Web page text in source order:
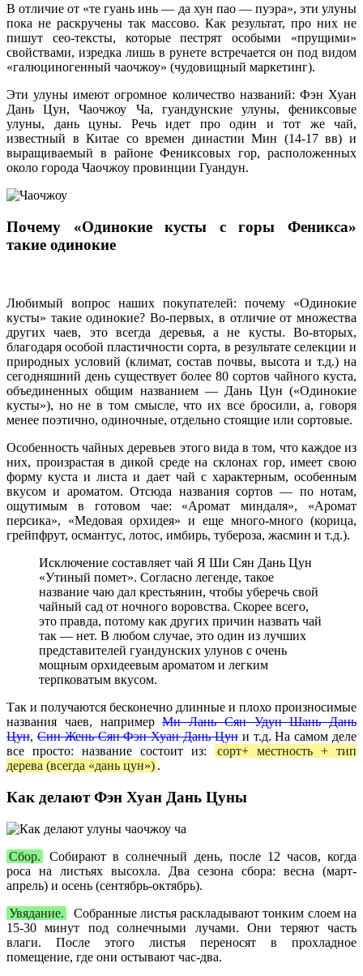
В отличие от «те гуань инь — да хун пао — пуэра», эти улуны
пока не раскручены так массово. Как результат, про них не
пишут сео-тексты, которые пестрят особыми «прущими»
свойствами, изредка лишь в рунете встречается он под видом
«галюциногенный чаочжоу» (чудовищный маркетинг).
Эти улуны имеют огромное количество названий: Фэн Хуан
Дань Цун, Чаочжоу Ча, гуандунские улуны, фениксовые
улуны, дань цуны. Речь идет про один и тот же чай,
известный в Китае со времен династии Мин (14-17 вв) и
выращиваемый в районе Фениксовых гор, расположенных
около города Чаочжоу провинции Гуандун.
Почему «Одинокие кусты с горы Феникса»
такие одинокие
Любимый вопрос наших покупателей: почему «Одинокие
кусты» такие одинокие? Во-первых, в отличие от множества
других чаев, это всегда деревья, а не кусты. Во-вторых,
благодаря особой пластичности сорта, в результате селекции и
природных условий (климат, состав почвы, высота и т.д.) на
сегодняшний день существует более 80 сортов чайного куста,
объединенных общим названием — Дань Цун («Одинокие
кусты»), но не в том смысле, что их все бросили, а, говоря
менее поэтично, одиночные, отдельно стоящие или сортовые.
Особенность чайных деревьев этого вида в том, что каждое из
них, произрастая в дикой среде на склонах гор, имеет свою
форму куста и листа и дает чай с характерным, особенным
вкусом и ароматом. Отсюда названия сортов — по нотам,
ощутимым в готовом чае: «Аромат миндаля», «Аромат
персика», «Медовая орхидея» и еще много-много (корица,
грейпфрут, османтус, лотос, имбирь, тубероза, жасмин и т.д.).
Исключение составляет чай Я Ши Сян Дань Цун
«Утиный помет». Согласно легенде, такое
название чаю дал крестьянин, чтобы уберечь свой
чайный сад от ночного воровства. Скорее всего,
это правда, потому как других причин назвать чай
так — нет. В любом случае, это один из лучших
представителей гуандунских улунов с очень
мощным орхидеевым ароматом и легким
терпковатым вкусом.
Так и получаются бесконечно длинные и плохо произносимые
названия чаев, напримерМи Лань Сян Удун Шань Дань
Цун,Син Жень Сян Фэн Хуан Дань Цуни т.д. На самом деле
все просто: название состоит из:
сорт+ местность + тип
дерева (всегда «дань цун») .
Как делают Фэн Хуан Дань Цуны
Сбор.
Собирают в солнечный день, после 12 часов, когда
роса на листьях высохла. Два сезона сбора: весна (март-
апрель) и осень (сентябрь-октябрь).
Увядание.
Собранные листья раскладывают тонким слоем на
15-30 минут под солнечными лучами. Они теряют часть
влаги. После этого листья переносят в прохладное
помещение, где они остывают час-два.